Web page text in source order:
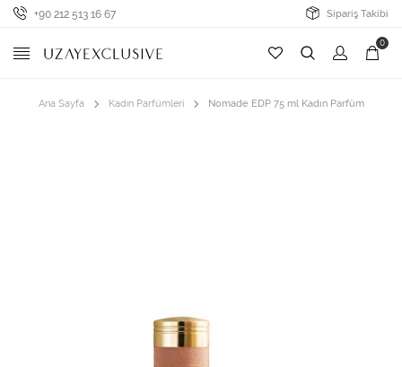
+90 212 513 16 67 Sipariş Takibi
0
Ana Sayfa Kadın Parfümleri Nomade EDP 75 ml Kadın Parfüm